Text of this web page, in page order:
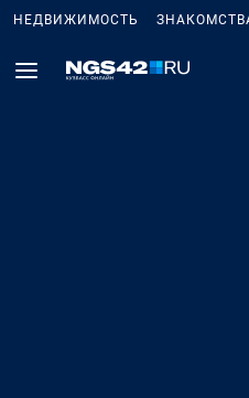
НЕДВИЖИМОСТЬ